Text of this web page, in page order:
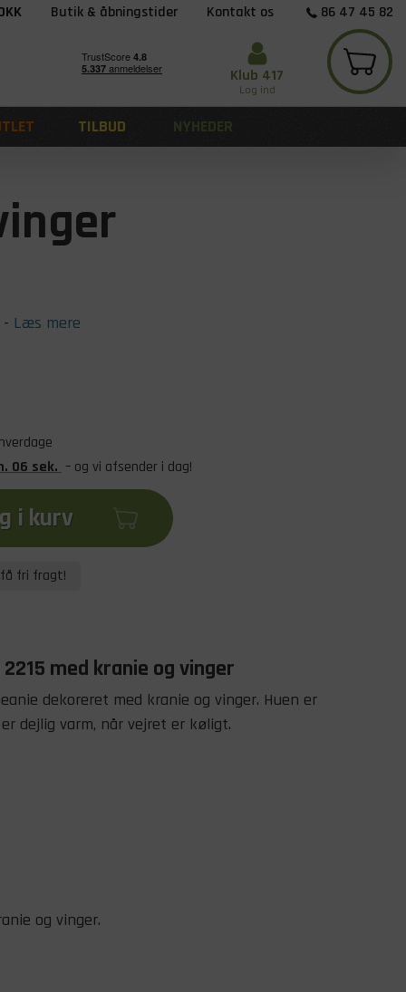
Butik & åbningstider Kontakt os
86 47 45 82
Klub 417
Log ind
TILBUD NYHEDER
- Læs mere
. 05 sek. – og vi afsender i dag!
i kurv
fri fragt!
med kranie og vinger
dekoreret med kranie og vinger. Huen er
dejlig varm, når vejret er køligt.
og vinger.